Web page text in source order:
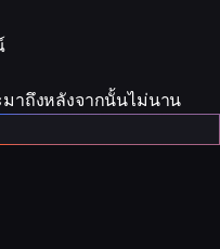
าถึงหลังจากนั้นไม่นาน